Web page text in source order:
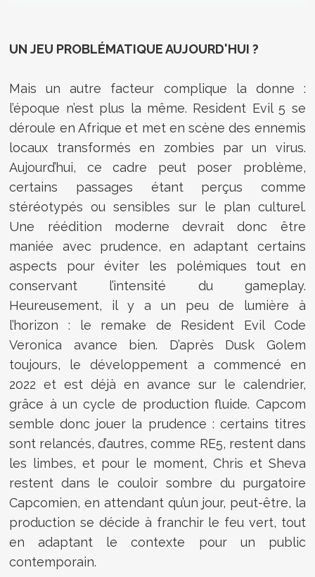
UN JEU PROBLÉMATIQUE AUJOURD'HUI ?
Mais un autre facteur complique la donne :
l’époque n’est plus la même. Resident Evil 5 se
déroule en Afrique et met en scène des ennemis
locaux transformés en zombies par un virus.
Aujourd’hui, ce cadre peut poser problème,
certains passages étant perçus comme
stéréotypés ou sensibles sur le plan culturel.
Une réédition moderne devrait donc être
maniée avec prudence, en adaptant certains
aspects pour éviter les polémiques tout en
conservant l’intensité du gameplay.
Heureusement, il y a un peu de lumière à
l’horizon : le remake de Resident Evil Code
Veronica avance bien. D’après Dusk Golem
toujours, le développement a commencé en
2022 et est déjà en avance sur le calendrier,
grâce à un cycle de production fluide. Capcom
semble donc jouer la prudence : certains titres
sont relancés, d’autres, comme RE5, restent dans
les limbes, et pour le moment, Chris et Sheva
restent dans le couloir sombre du purgatoire
Capcomien, en attendant qu’un jour, peut-être, la
production se décide à franchir le feu vert, tout
en adaptant le contexte pour un public
contemporain.